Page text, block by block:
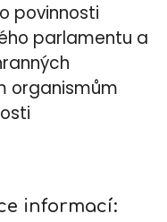
povinnosti
parlamentu a
organismům
informací: